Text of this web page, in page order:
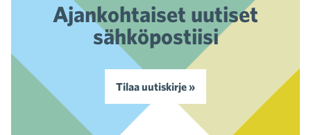
Ajankohtaiset uutiset
sähköpostiisi
Tilaa uutiskirje »